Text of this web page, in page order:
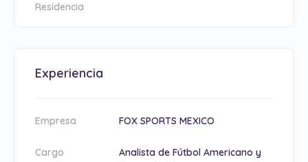
Residencia
Experiencia
Empresa FOX SPORTS MEXICO
Cargo
Analista de Fútbol Americano y